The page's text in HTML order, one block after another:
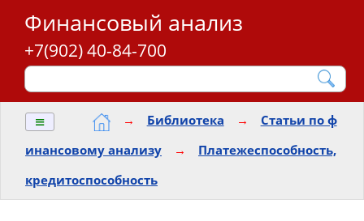
Финансовый анализ
+7(902) 40-84-700
≡ → Библиотека →
Статьи по ф
инансовому анализу
→
Платежеспособность,
кредитоспособность